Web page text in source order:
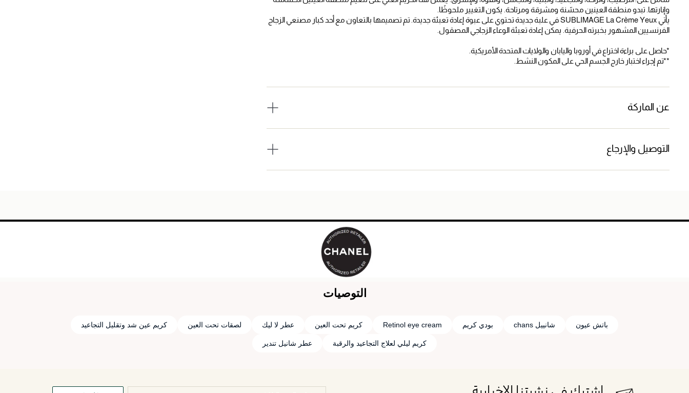
وإنارتها. تبدو منطقة العينين محسّنة ومشرقة ومرتاحة. يكون التغيير ملحوظًا.
يأتي SUBLIMAGE La Crème Yeux في علبة جديدة تحتوي على عبوة إعادة تعبئة جديدة. تم تصميمها بالتعاون مع أحد كبار مصنعي الزجاج
الفرنسيين المشهور بخبرته الحرفية. يمكن إعادة تعبئة الوعاء الزجاجي المصقول.
*حاصل على براءة اختراع في أوروبا واليابان والولايات المتحدة الأمريكية.
**تم إجراء اختبار خارج الجسم الحي على المكون النشط.
عن الماركة
التوصيل والإرجاع
التوصيات
باتش عيون شانييل chans بودي كريم Retinol eye cream كريم تحت العين عطر لا ليك لصقات تحت العين كريم عين شد وتقليل التجاعيد
كريم ليلي لعلاج التجاعيد والرقبة عطر شانيل تندير